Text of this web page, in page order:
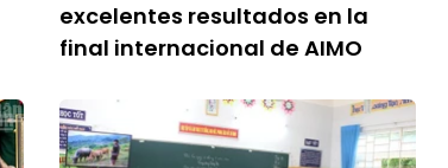
excelentes resultados en la
final internacional de AIMO